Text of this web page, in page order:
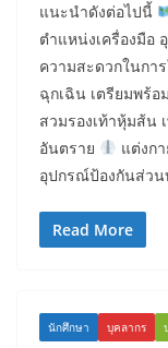
แนะนำดังต่อไปนี้
ตำแหน่งเครื่องมือ
ความสะดวกในกา
ฉุกเฉิน เตรียมพร้อ
สวมรองเท้าหุ้มส้น
อันตราย
แต่งก
อุปกรณ์ป้องกันส่วน
Read More
นักศึกษา บุคลากร